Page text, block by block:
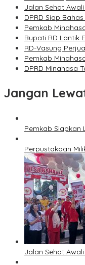
Jalan Sehat
DPRD Siap
Pemkab
Bupati RD Lantik
RD-Vasung
Pemkab
DPRD Minahasa
Jangan
Pemkab Siapkan
Perpustakaan
Jalan Sehat